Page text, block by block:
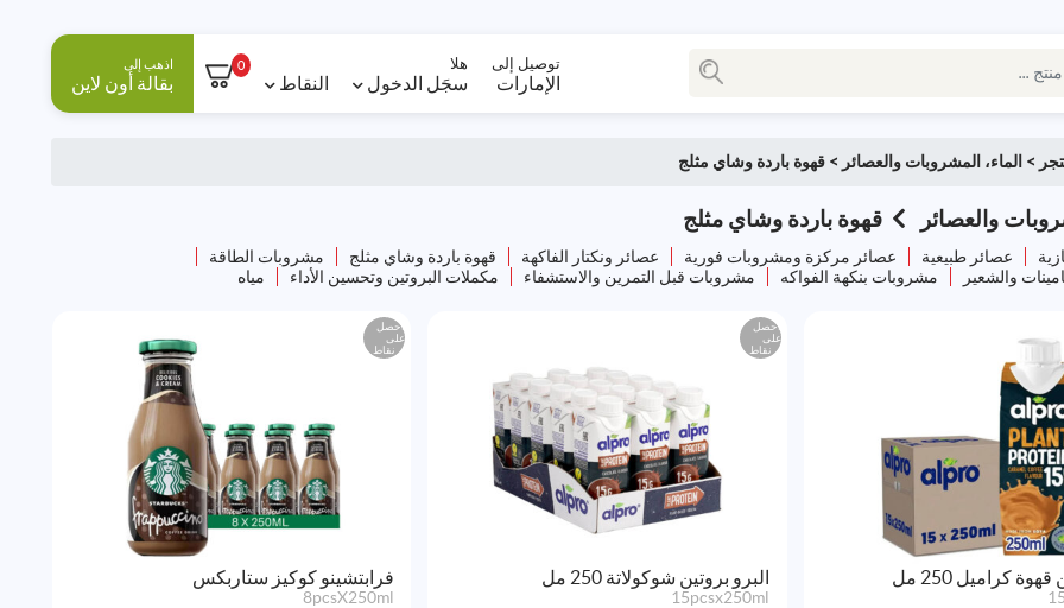
توصيل إلى
الإمارات
هلا
سجَل الدخول النقاط
0 اذهب إلى
بقالة أون لاين
> الماء، المشروبات والعصائر >قهوة باردة وشاي مثلج
والعصائر قهوة باردة وشاي مثلج
عصائر طبيعية عصائر مركزة ومشروبات فورية عصائر ونكتار الفاكهة قهوة باردة وشاي مثلج
مشروبات الطاقة
والشعير
مشروبات بنكهة الفواكه مشروبات قبل التمرين والاستشفاء مكملات البروتين وتحسين الأداء مياه
كراميل 250 مل
احصل
على
نقاط
البرو بروتين شوكولاتة 250 مل
15pcsx250ml
احصل
على
نقاط
فرابتشينو كوكيز ستاربكس
8pcsX250ml